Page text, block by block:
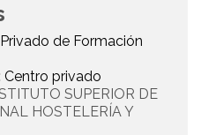
de Formación
Centro privado
SUPERIOR DE
HOSTELERÍA Y